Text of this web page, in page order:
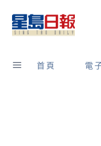
content
首頁 電